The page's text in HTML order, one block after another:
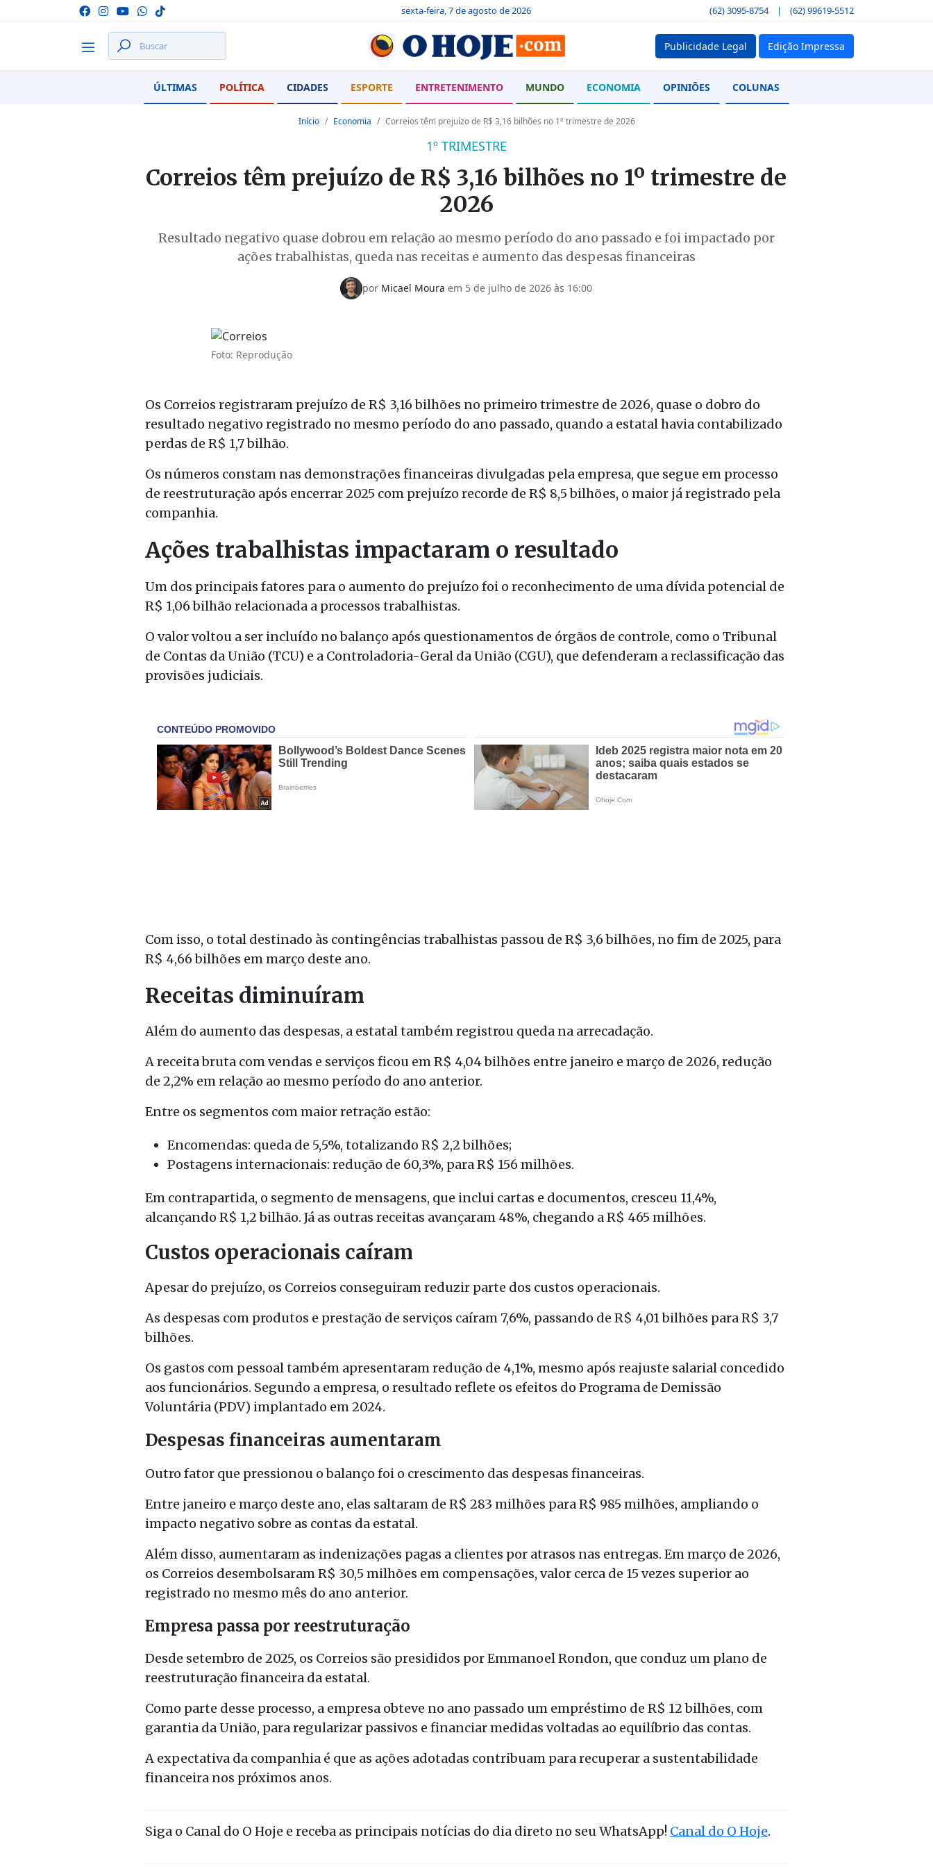
sexta-feira, 7 de agosto de 2026 (62) 3095-8754 | (62) 99619-5512
Publicidade Legal Edição Impressa
ÚLTIMAS POLÍTICA CIDADES ESPORTE ENTRETENIMENTO MUNDO ECONOMIA OPINIÕES COLUNAS
Início Economia Correios têm prejuízo de R$ 3,16 bilhões no 1º trimestre de 2026
1º TRIMESTRE
Correios têm prejuízo de R$ 3,16 bilhões no 1º trimestre de
2026
Resultado negativo quase dobrou em relação ao mesmo período do ano passado e foi impactado por
ações trabalhistas, queda nas receitas e aumento das despesas financeiras
por Micael Moura em 5 de julho de 2026 às 16:00
Foto: Reprodução
Os Correios registraram prejuízo de R$ 3,16 bilhões no primeiro trimestre de 2026, quase o dobro do
resultado negativo registrado no mesmo período do ano passado, quando a estatal havia contabilizado
perdas de R$ 1,7 bilhão.
Os números constam nas demonstrações financeiras divulgadas pela empresa, que segue em processo
de reestruturação após encerrar 2025 com prejuízo recorde de R$ 8,5 bilhões, o maior já registrado pela
companhia.
Ações trabalhistas impactaram o resultado
Um dos principais fatores para o aumento do prejuízo foi o reconhecimento de uma dívida potencial de
R$ 1,06 bilhão relacionada a processos trabalhistas.
O valor voltou a ser incluído no balanço após questionamentos de órgãos de controle, como o Tribunal
de Contas da União (TCU) e a Controladoria-Geral da União (CGU), que defenderam a reclassificação das
provisões judiciais.
Com isso, o total destinado às contingências trabalhistas passou de R$ 3,6 bilhões, no fim de 2025, para
R$ 4,66 bilhões em março deste ano.
Receitas diminuíram
Além do aumento das despesas, a estatal também registrou queda na arrecadação.
A receita bruta com vendas e serviços ficou em R$ 4,04 bilhões entre janeiro e março de 2026, redução
de 2,2% em relação ao mesmo período do ano anterior.
Entre os segmentos com maior retração estão:
Encomendas: queda de 5,5%, totalizando R$ 2,2 bilhões;
Postagens internacionais: redução de 60,3%, para R$ 156 milhões.
Em contrapartida, o segmento de mensagens, que inclui cartas e documentos, cresceu 11,4%,
alcançando R$ 1,2 bilhão. Já as outras receitas avançaram 48%, chegando a R$ 465 milhões.
Custos operacionais caíram
Apesar do prejuízo, os Correios conseguiram reduzir parte dos custos operacionais.
As despesas com produtos e prestação de serviços caíram 7,6%, passando de R$ 4,01 bilhões para R$ 3,7
bilhões.
Os gastos com pessoal também apresentaram redução de 4,1%, mesmo após reajuste salarial concedido
aos funcionários. Segundo a empresa, o resultado reflete os efeitos do Programa de Demissão
Voluntária (PDV) implantado em 2024.
Despesas financeiras aumentaram
Outro fator que pressionou o balanço foi o crescimento das despesas financeiras.
Entre janeiro e março deste ano, elas saltaram de R$ 283 milhões para R$ 985 milhões, ampliando o
impacto negativo sobre as contas da estatal.
Além disso, aumentaram as indenizações pagas a clientes por atrasos nas entregas. Em março de 2026,
os Correios desembolsaram R$ 30,5 milhões em compensações, valor cerca de 15 vezes superior ao
registrado no mesmo mês do ano anterior.
Empresa passa por reestruturação
Desde setembro de 2025, os Correios são presididos por Emmanoel Rondon, que conduz um plano de
reestruturação financeira da estatal.
Como parte desse processo, a empresa obteve no ano passado um empréstimo de R$ 12 bilhões, com
garantia da União, para regularizar passivos e financiar medidas voltadas ao equilíbrio das contas.
A expectativa da companhia é que as ações adotadas contribuam para recuperar a sustentabilidade
financeira nos próximos anos.
Siga o Canal do O Hoje e receba as principais notícias do dia direto no seu WhatsApp! Canal do O Hoje.